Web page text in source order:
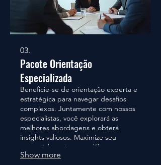
03.
Pacote Orientação
Especializada
Beneficie-se de orientação experta e
estratégica para navegar desafios
complexos. Juntamente com nossos
especialistas, você explorará as
melhores abordagens e obterá
insights valiosos. Maximize seu
potencial e evite armadilhas comuns.
Show more